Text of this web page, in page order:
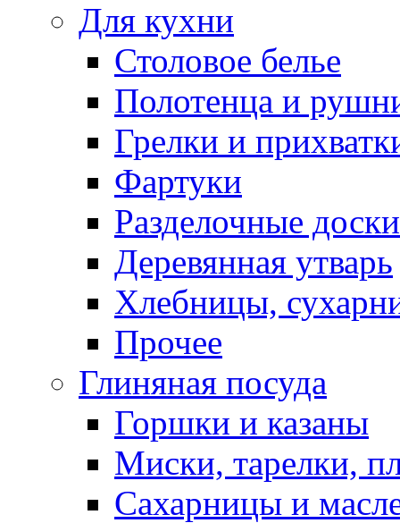
Для кухни
Столовое белье
Полотенца и
Грелки и
Фартуки
Разделочные доски
Деревянная утварь
Хлебницы,
Прочее
Глиняная посуда
Горшки и казаны
Миски, тарелки,
Сахарницы и